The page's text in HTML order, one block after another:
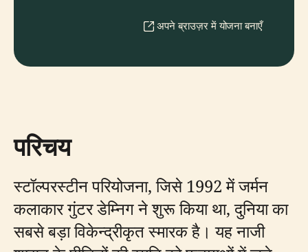
अपने ब्राउज़र में योजना बनाएँ
परिचय
स्टॉल्परस्टीन परियोजना, जिसे 1992 में जर्मन
कलाकार गुंटर डेम्निग ने शुरू किया था, दुनिया का
सबसे बड़ा विकेन्द्रीकृत स्मारक है। यह नाजी